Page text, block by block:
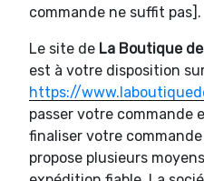
commande ne suffit pas].
Le site de La Boutique
est à votre disposition
https://
passer votre commande
finaliser votre
propose plusieurs